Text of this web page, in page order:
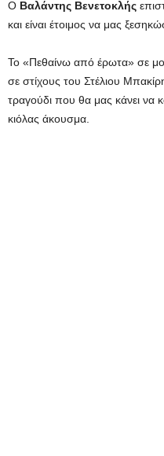
Ο Βαλάντης Βενετοκλής
και είναι έτοιμος να μας
Το «Πεθαίνω από έρωτα» σε
σε στίχους του Στέλιου
τραγούδι που θα μας κάνει να
κιόλας άκουσμα.